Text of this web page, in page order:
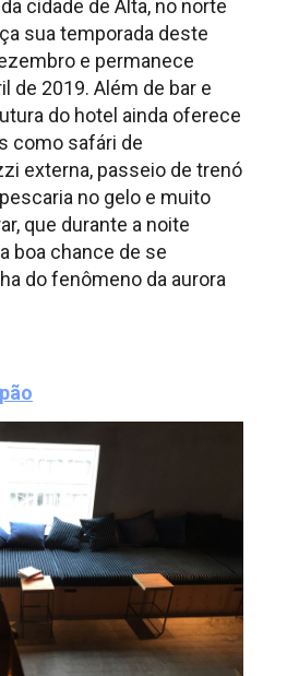
cidade de Alta, no norte
sua temporada deste
e permanece
de 2019. Além de bar e
do hotel ainda oferece
como safári de
externa, passeio de trenó
no gelo e muito
que durante a noite
boa chance de se
do fenômeno da aurora